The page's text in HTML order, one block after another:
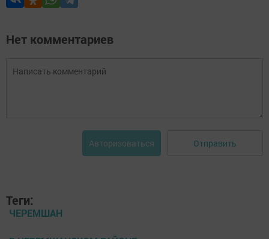
Нет комментариев
Авторизоваться Отправить
Теги:
ЧЕРЕМШАН